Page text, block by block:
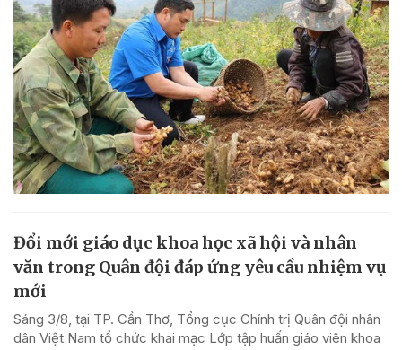
Đổi mới giáo dục khoa học xã hội và nhân
văn trong Quân đội đáp ứng yêu cầu nhiệm vụ
mới
Sáng 3/8, tại TP. Cần Thơ, Tổng cục Chính trị Quân đội nhân
dân Việt Nam tổ chức khai mạc Lớp tập huấn giáo viên khoa